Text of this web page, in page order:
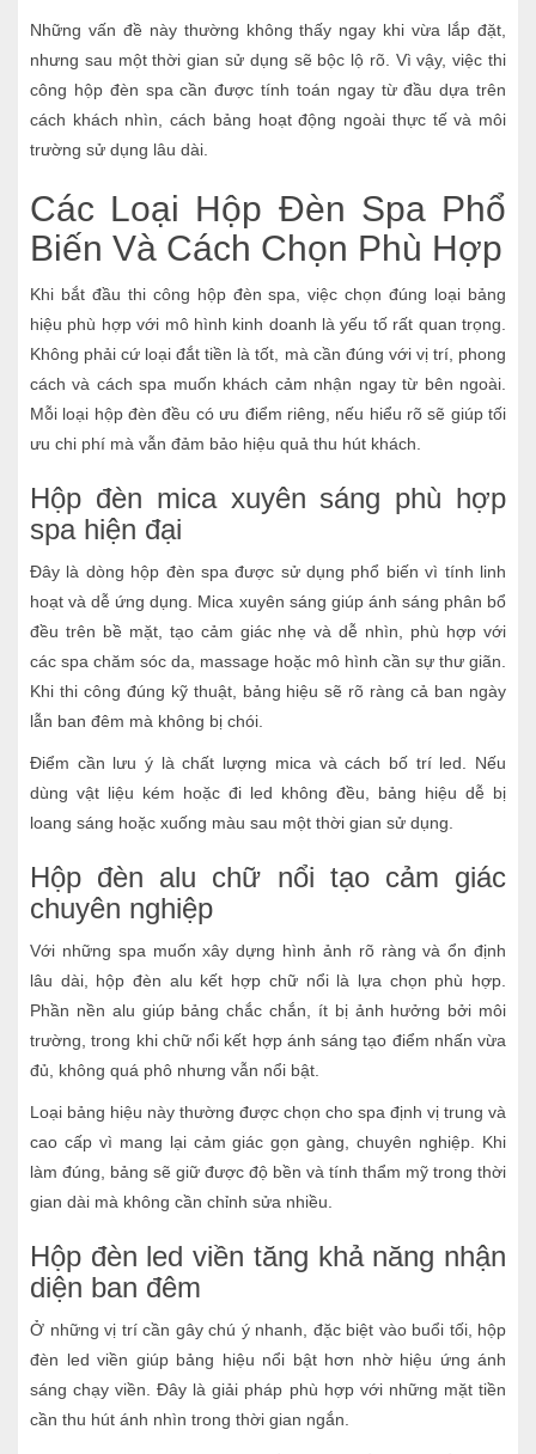
Những vấn đề này thường không thấy ngay khi vừa lắp đặt,
nhưng sau một thời gian sử dụng sẽ bộc lộ rõ. Vì vậy, việc thi
công hộp đèn spa cần được tính toán ngay từ đầu dựa trên
cách khách nhìn, cách bảng hoạt động ngoài thực tế và môi
trường sử dụng lâu dài.
Các Loại Hộp Đèn Spa Phổ
Biến Và Cách Chọn Phù Hợp
Khi bắt đầu thi công hộp đèn spa, việc chọn đúng loại bảng
hiệu phù hợp với mô hình kinh doanh là yếu tố rất quan trọng.
Không phải cứ loại đắt tiền là tốt, mà cần đúng với vị trí, phong
cách và cách spa muốn khách cảm nhận ngay từ bên ngoài.
Mỗi loại hộp đèn đều có ưu điểm riêng, nếu hiểu rõ sẽ giúp tối
ưu chi phí mà vẫn đảm bảo hiệu quả thu hút khách.
Hộp đèn mica xuyên sáng phù hợp
spa hiện đại
Đây là dòng hộp đèn spa được sử dụng phổ biến vì tính linh
hoạt và dễ ứng dụng. Mica xuyên sáng giúp ánh sáng phân bổ
đều trên bề mặt, tạo cảm giác nhẹ và dễ nhìn, phù hợp với
các spa chăm sóc da, massage hoặc mô hình cần sự thư giãn.
Khi thi công đúng kỹ thuật, bảng hiệu sẽ rõ ràng cả ban ngày
lẫn ban đêm mà không bị chói.
Điểm cần lưu ý là chất lượng mica và cách bố trí led. Nếu
dùng vật liệu kém hoặc đi led không đều, bảng hiệu dễ bị
loang sáng hoặc xuống màu sau một thời gian sử dụng.
Hộp đèn alu chữ nổi tạo cảm giác
chuyên nghiệp
Với những spa muốn xây dựng hình ảnh rõ ràng và ổn định
lâu dài, hộp đèn alu kết hợp chữ nổi là lựa chọn phù hợp.
Phần nền alu giúp bảng chắc chắn, ít bị ảnh hưởng bởi môi
trường, trong khi chữ nổi kết hợp ánh sáng tạo điểm nhấn vừa
đủ, không quá phô nhưng vẫn nổi bật.
Loại bảng hiệu này thường được chọn cho spa định vị trung và
cao cấp vì mang lại cảm giác gọn gàng, chuyên nghiệp. Khi
làm đúng, bảng sẽ giữ được độ bền và tính thẩm mỹ trong thời
gian dài mà không cần chỉnh sửa nhiều.
Hộp đèn led viền tăng khả năng nhận
diện ban đêm
Ở những vị trí cần gây chú ý nhanh, đặc biệt vào buổi tối, hộp
đèn led viền giúp bảng hiệu nổi bật hơn nhờ hiệu ứng ánh
sáng chạy viền. Đây là giải pháp phù hợp với những mặt tiền
cần thu hút ánh nhìn trong thời gian ngắn.